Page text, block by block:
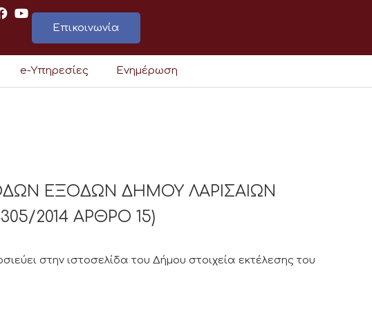
Επικοινωνία
e-Υπηρεσίες Ενημέρωση
ΕΞΟΔΩΝ ΔΗΜΟΥ ΛΑΡΙΣΑΙΩΝ
2014 ΑΡΘΡΟ 15)
στην ιστοσελίδα του Δήμου στοιχεία εκτέλεσης του